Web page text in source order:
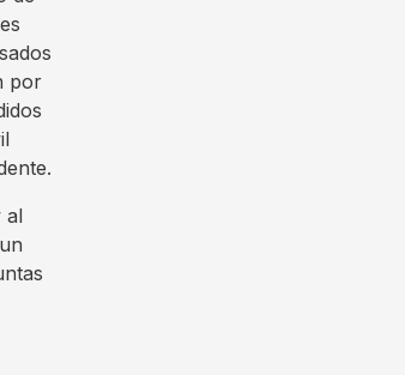
por
al